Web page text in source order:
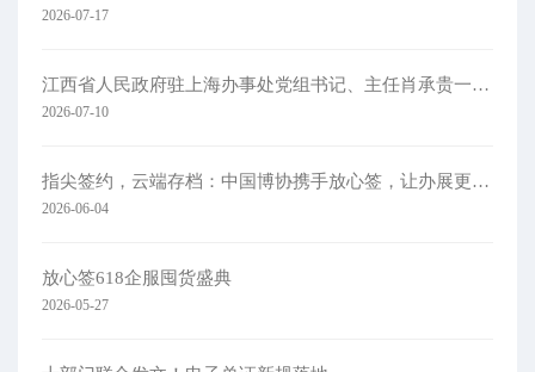
2026-07-17
江西省人民政府驻上海办事处党组书记、主任肖承贵一行莅临集团考察
2026-07-10
指尖签约，云端存档：中国博协携手放心签，让办展更简单
2026-06-04
放心签618企服囤货盛典
2026-05-27